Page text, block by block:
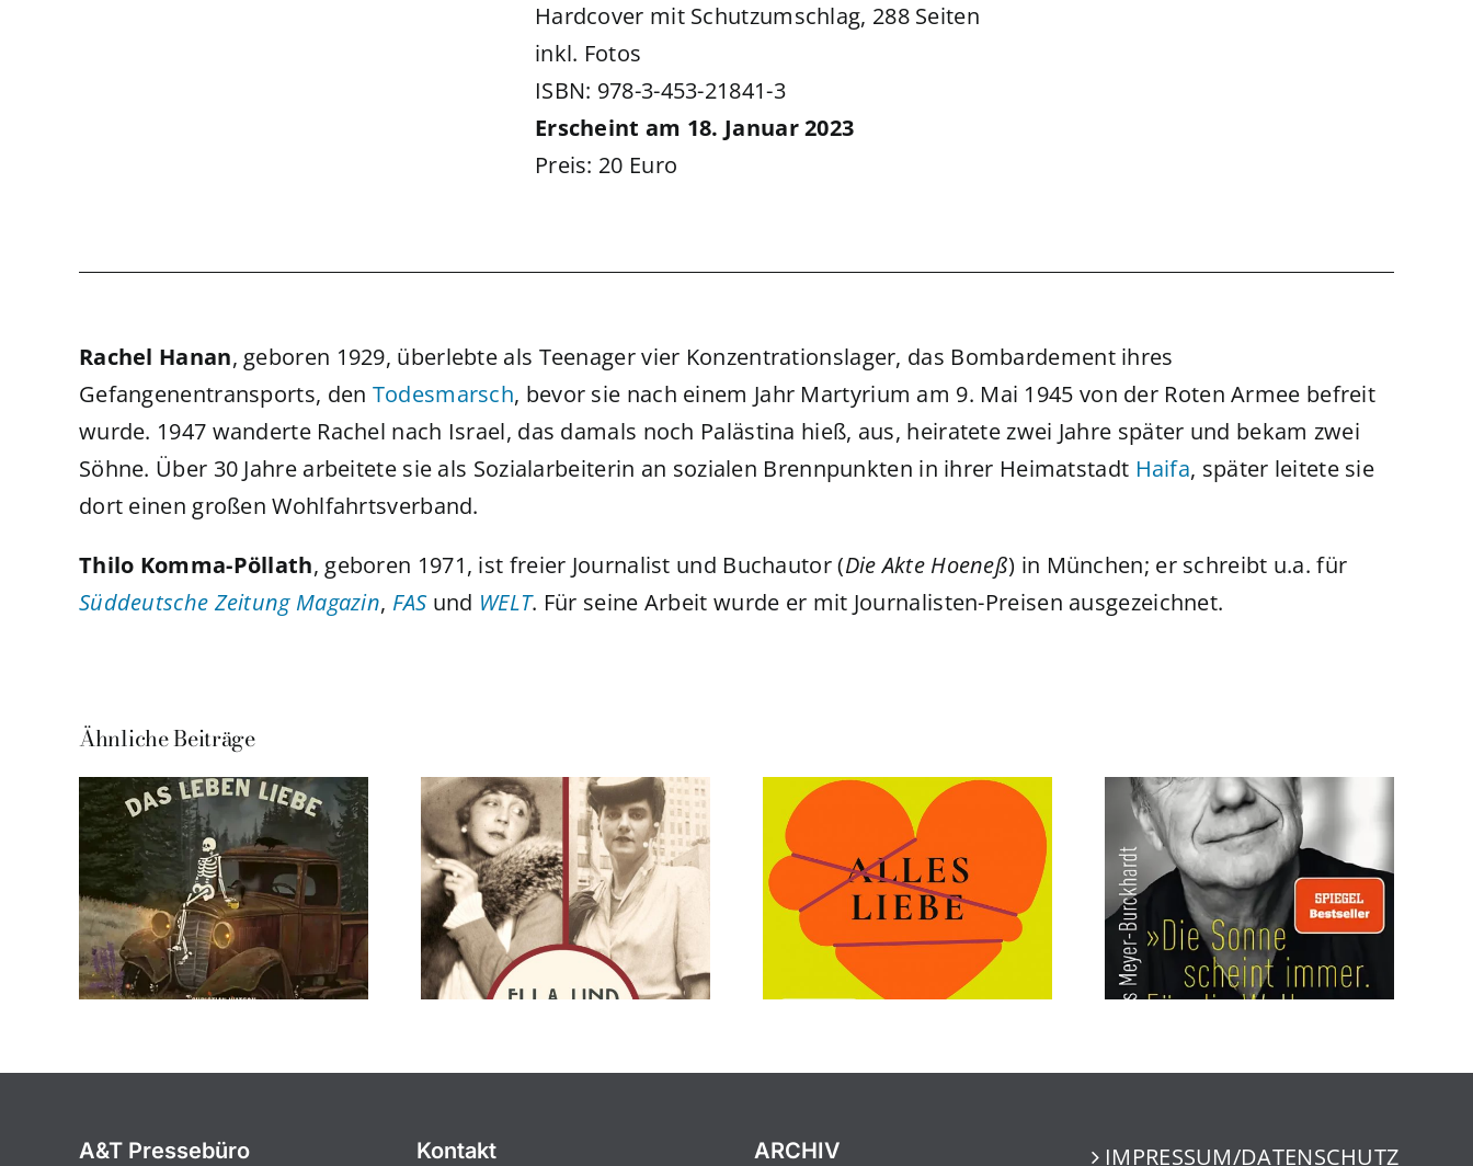
Hardcover mit Schutzumschlag, 288 Seiten
inkl. Fotos
ISBN: 978-3-453-21841-3
Erscheint am 18. Januar 2023
Preis: 20 Euro
Rachel Hanan, geboren 1929, überlebte als Teenager vier Konzentrationslager, das Bombardement ihres
Gefangenentransports, den Todesmarsch, bevor sie nach einem Jahr Martyrium am 9. Mai 1945 von der Roten Armee befreit
wurde. 1947 wanderte Rachel nach Israel, das damals noch Palästina hieß, aus, heiratete zwei Jahre später und bekam zwei
Söhne. Über 30 Jahre arbeitete sie als Sozialarbeiterin an sozialen Brennpunkten in ihrer Heimatstadt Haifa, später leitete sie
dort einen großen Wohlfahrtsverband.
Thilo Komma-Pöllath, geboren 1971, ist freier Journalist und Buchautor (Die Akte Hoeneß) in München; er schreibt u.a. für
Süddeutsche Zeitung Magazin, FAS und WELT. Für seine Arbeit wurde er mit Journalisten-Preisen ausgezeichnet.
Ähnliche Beiträge
A&T Pressebüro Kontakt ARCHIV IMPRESSUM/DATENSCHUTZ